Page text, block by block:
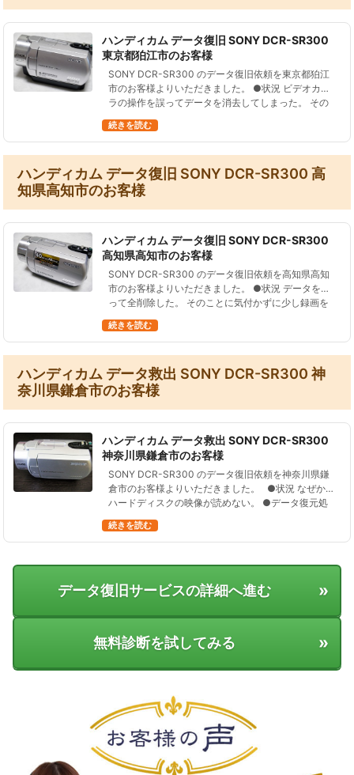
ハンディカム データ復旧 SONY DCR-SR300
東京都狛江市のお客様
SONY DCR-SR300 のデータ復旧依頼を東京都狛江
市のお客様よりいただきました。 ●状況 ビデオカメ
ラの操作を誤ってデータを消去してしまった。 その
の写真ファイル…
続きを読む
ハンディカム データ復旧 SONY DCR-SR300 高
知県高知市のお客様
ハンディカム データ復旧 SONY DCR-SR300
高知県高知市のお客様
SONY DCR-SR300 のデータ復旧依頼を高知県高知
市のお客様よりいただきました。 ●状況 データを誤
って全削除した。 そのことに気付かずに少し録画を
困っている。 ●…
続きを読む
ハンディカム データ救出 SONY DCR-SR300 神
奈川県鎌倉市のお客様
ハンディカム データ救出 SONY DCR-SR300
神奈川県鎌倉市のお客様
SONY DCR-SR300 のデータ復旧依頼を神奈川県鎌
倉市のお客様よりいただきました。 ●状況 なぜか
ハードディスクの映像が読めない。 ●データ復元処
がで…
続きを読む
データ復旧サービスの詳細へ進む »
無料診断を試してみる »